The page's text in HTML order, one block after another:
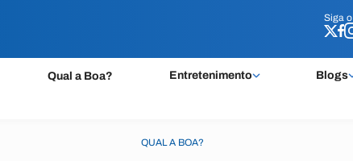
Siga o
Qual a Boa? Entretenimento Blogs
Siga o
QUAL A BOA?